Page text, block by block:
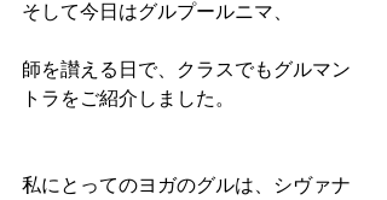
そして今日はグルプールニマ、
師を讃える日で、クラスでもグルマン
トラをご紹介しました。
私にとってのヨガのグルは、シヴァナ